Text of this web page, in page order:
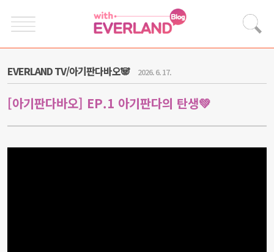
EVERLAND TV/아기판다바오🐼 2026. 6. 17.
[아기판다바오] EP.1 아기판다의 탄생💚